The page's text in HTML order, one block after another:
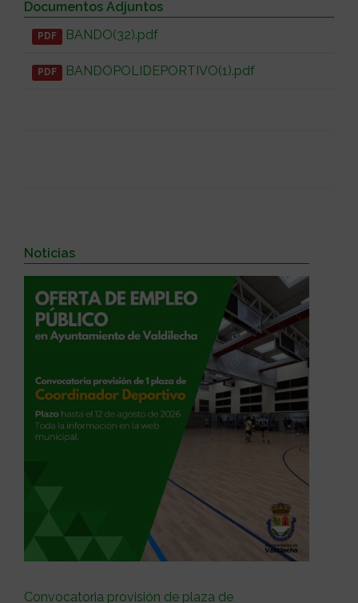
Documentos Adjuntos
PDF BANDO(32).pdf
PDF BANDOPOLIDEPORTIVO(1).pdf
Noticias
Convocatoria provisión de plaza de